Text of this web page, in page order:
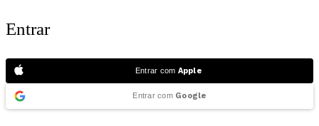
Entrar
Entrar com Apple
Entrar com Google